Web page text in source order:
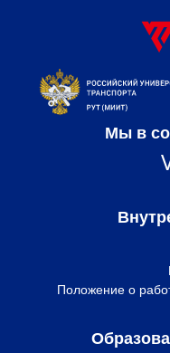
Мы в
Положение о